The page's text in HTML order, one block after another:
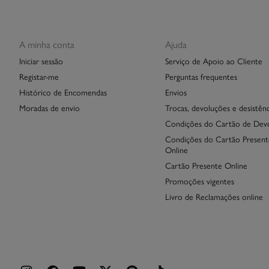
A minha conta
Iniciar sessão
Registar-me
Histórico de Encomendas
Moradas de envio
Ajuda
Serviço de Apoio ao Cliente
Perguntas frequentes
Envios
Trocas, devoluções e
Condições do Cartão de
Condições do Cartão
Online
Cartão Presente Online
Promoções vigentes
Livro de Reclamações online